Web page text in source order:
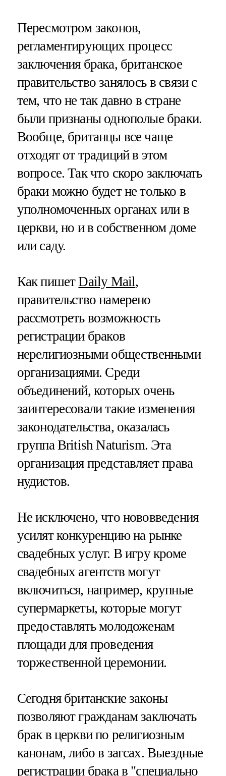
Пересмотром законов,
регламентирующих процесс
заключения брака, британское
правительство занялось в связи с
тем, что не так давно в стране
были признаны однополые браки.
Вообще, британцы все чаще
отходят от традиций в этом
вопросе. Так что скоро заключать
браки можно будет не только в
уполномоченных органах или в
церкви, но и в собственном доме
или саду.
Как пишетDaily Mail,
правительство намерено
рассмотреть возможность
регистрации браков
нерелигиозными общественными
организациями. Среди
объединений, которых очень
заинтересовали такие изменения
законодательства, оказалась
группа British Naturism. Эта
организация представляет права
нудистов.
Не исключено, что нововведения
усилят конкуренцию на рынке
свадебных услуг. В игру кроме
свадебных агентств могут
включиться, например, крупные
супермаркеты, которые могут
предоставлять молодоженам
площади для проведения
торжественной церемонии.
Сегодня британские законы
позволяют гражданам заключать
брак в церкви по религиозным
канонам, либо в загсах. Выездные
регистрации брака в "специально